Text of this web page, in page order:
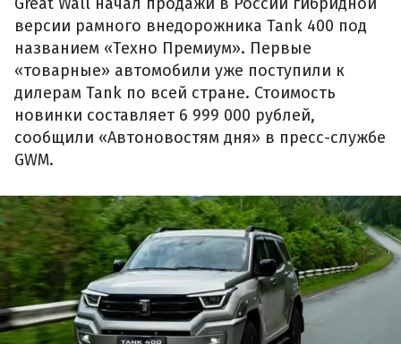
версии рамного внедорожника Tank 400 под
названием «Техно Премиум». Первые
«товарные» автомобили уже поступили к
дилерам Tank по всей стране. Стоимость
новинки составляет 6 999 000 рублей,
сообщили «Автоновостям дня» в пресс-службе
GWM.